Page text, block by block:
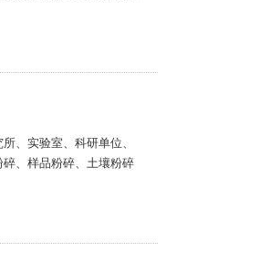
、实验室、科研单位、
、样品粉碎、土壤粉碎